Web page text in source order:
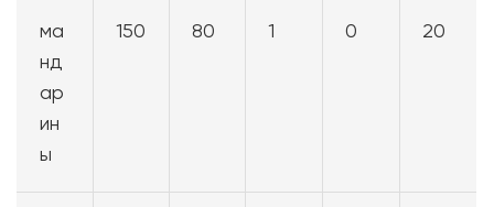
ма
нд
ар
ин
ы
150 80 1 0 20